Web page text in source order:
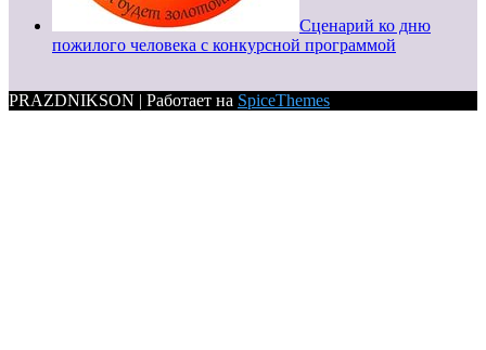
Сценарий ко дню
пожилого человека с конкурсной программой
PRAZDNIKSON | Работает на SpiceThemes